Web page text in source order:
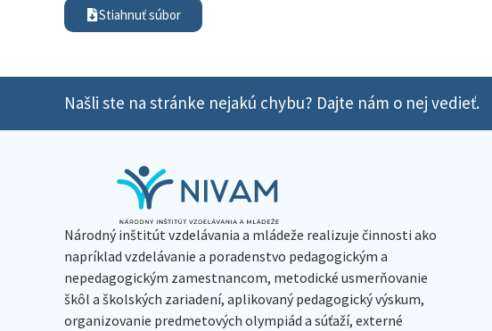
Stiahnuť súbor
Našli ste na stránke nejakú chybu? Dajte nám o nej vedieť.
Národný inštitút vzdelávania a mládeže realizuje činnosti ako
napríklad vzdelávanie a poradenstvo pedagogickým a
nepedagogickým zamestnancom, metodické usmerňovanie
škôl a školských zariadení, aplikovaný pedagogický výskum,
organizovanie predmetových olympiád a súťaží, externé